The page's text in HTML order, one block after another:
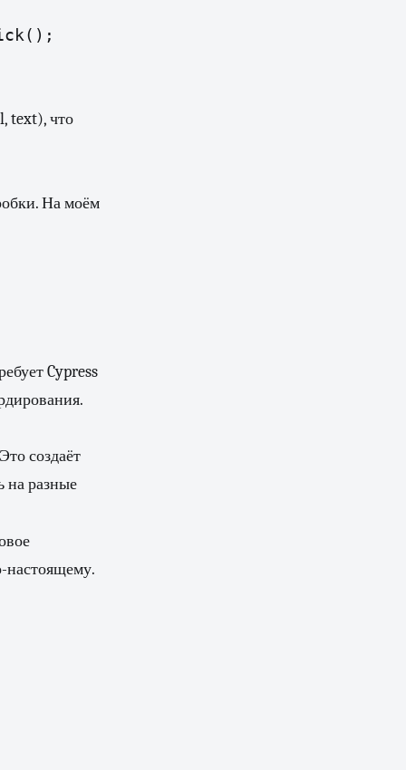
text), что
На моём
Cypress
создаёт
на разные
настоящему.